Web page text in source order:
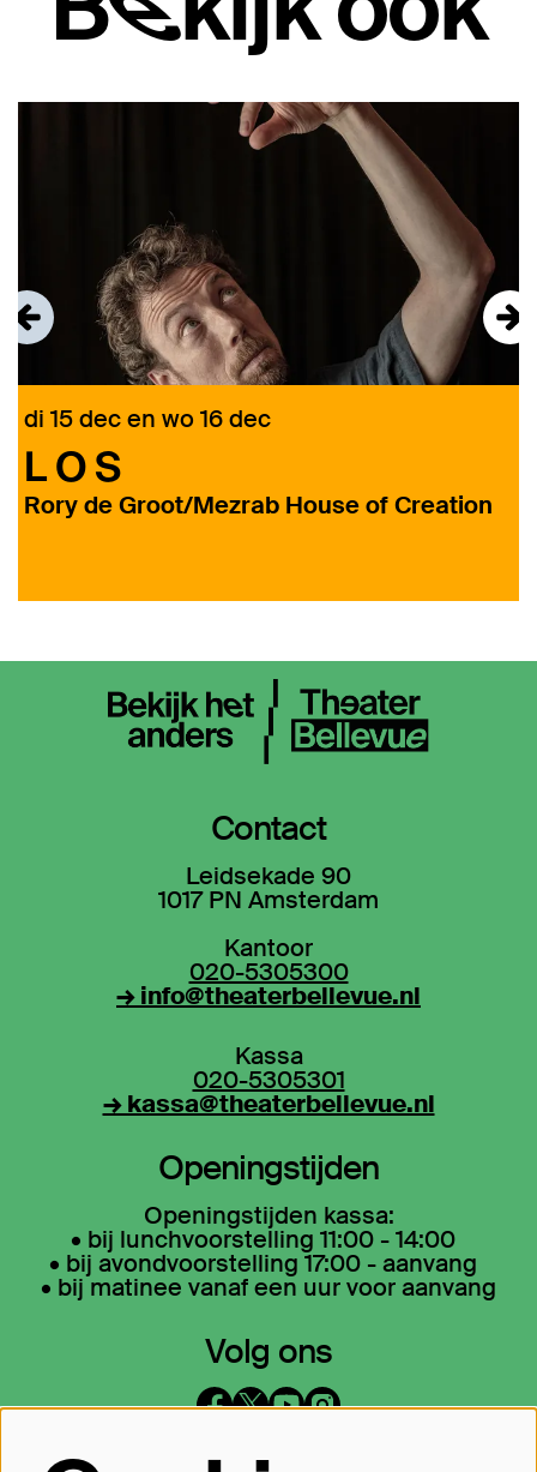
L O S
Rory de Groot/Mezrab House of Creation
di 15 decen wo 16 dec
Contact
Leidsekade 90
1017 PN Amsterdam
Kantoor
020-5305300
→ info@theaterbellevue.nl
Kassa
020-5305301
→ kassa@theaterbellevue.nl
Openingstijden
Openingstijden kassa:
• bij lunchvoorstelling 11:00 - 14:00
• bij avondvoorstelling 17:00 - aanvang
• bij matinee vanaf een uur voor aanvang
Volg ons